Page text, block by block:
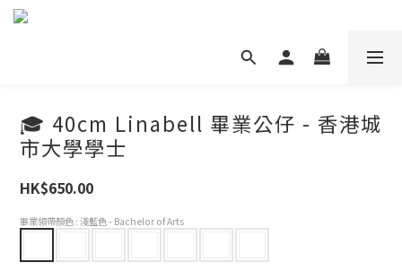
🎓 40cm Linabell 畢業公仔 - 香港城
市大學學士
HK$650.00
畢業領帶顏色 : 淺藍色 - Bachelor of Arts